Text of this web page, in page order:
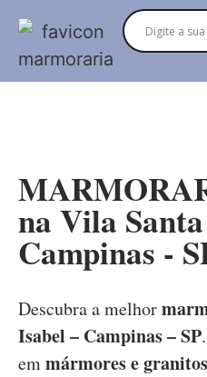
na Vila
Campinas -
Descubra a melhor
Isabel – Campinas – SP
emmármores e granitos